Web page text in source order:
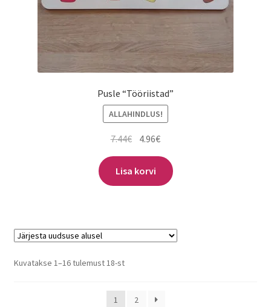
Pusle “Tööriistad”
ALLAHINDLUS!
7.44€ Algne
oli:
7.44€.
4.96€Praegune
on:
4.96€.
Lisa korvi
Kuvatakse 1–16 tulemust 18-stSorditud
järgi
1
2